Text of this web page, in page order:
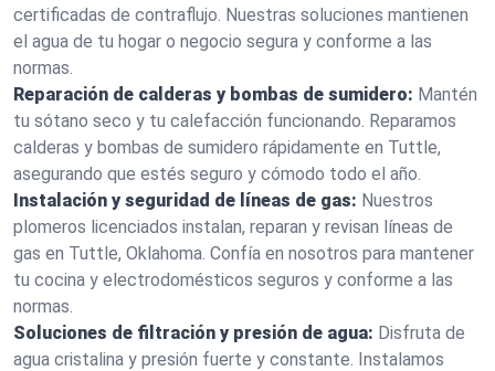
certificadas de contraflujo. Nuestras soluciones mantienen
el agua de tu hogar o negocio segura y conforme a las
normas.
Reparación de calderas y bombas de sumidero: Mantén
tu sótano seco y tu calefacción funcionando. Reparamos
calderas y bombas de sumidero rápidamente en Tuttle,
asegurando que estés seguro y cómodo todo el año.
Instalación y seguridad de líneas de gas: Nuestros
plomeros licenciados instalan, reparan y revisan líneas de
gas en Tuttle, Oklahoma. Confía en nosotros para mantener
tu cocina y electrodomésticos seguros y conforme a las
normas.
Soluciones de filtración y presión de agua: Disfruta de
agua cristalina y presión fuerte y constante. Instalamos